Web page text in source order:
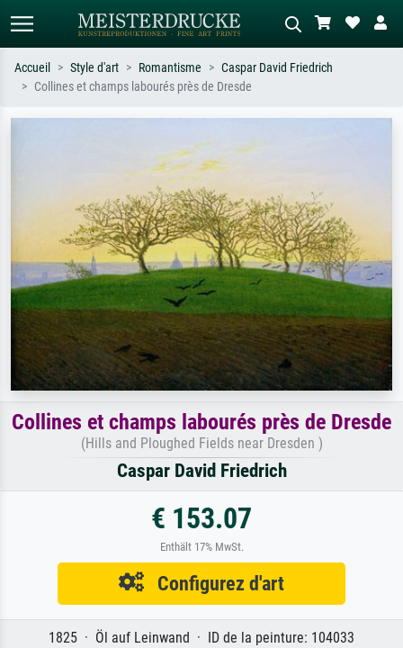
impressionnisme, vague de Hokusai,
abstrait avec beaucoup de rouge,
tableau sombre, nu debout près d'un
Accueil Style d'art Romantisme
Caspar David Friedrich
Collines et champs labourés près de Dresde
Collines et champs labourés près de Dresde
(Hills and Ploughed Fields near Dresden )
Caspar David Friedrich
€ 153.07
Enthält 17% MwSt.
Configurez d'art
1825 · Öl auf Leinwand · ID de la peinture: 104033